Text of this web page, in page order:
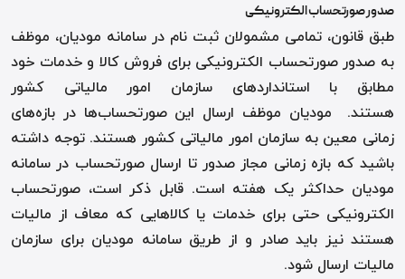
صدور صورتحساب الکترونیکی
طبق قانون، تمامی مشمولان ثبت نام در سامانه مودیان، موظف
به صدور صورتحساب الکترونیکی برای فروش کالا و خدمات خود
مطابق با استاندارد‌های سازمان امور مالیاتی کشور
هستند. مودیان موظف ارسال این صورتحساب‌ها در بازه‌های
زمانی معین به سازمان امور مالیاتی کشور هستند. توجه داشته
باشید که بازه زمانی مجاز صدور تا ارسال صورتحساب در سامانه
مودیان حداکثر یک هفته است. قابل ذکر است، صورتحساب
الکترونیکی حتی برای خدمات یا کالاهایی که معاف از مالیات
هستند نیز باید صادر و از طریق سامانه مودیان برای سازمان
مالیات ارسال شود.